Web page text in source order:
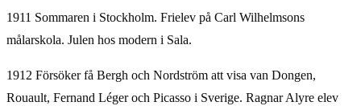
1911 Sommaren i Stockholm. Frielev på Carl Wilhelmsons
målarskola. Julen hos modern i Sala.
1912 Försöker få Bergh och Nordström att visa van Dongen,
Rouault, Fernand Léger och Picasso i Sverige. Ragnar Alyre elev